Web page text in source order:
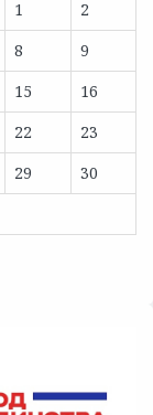
1
2
8
9
15
16
22
23
29
30